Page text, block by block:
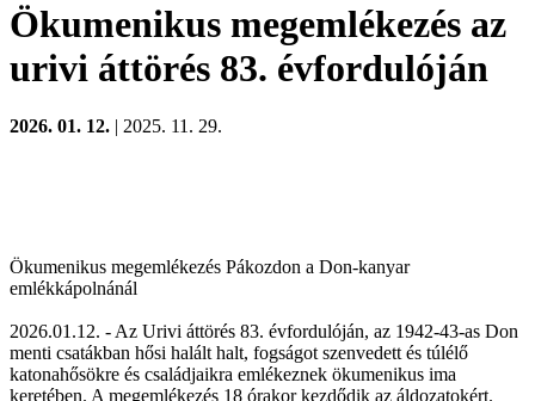
Ökumenikus megemlékezés az
urivi áttörés 83. évfordulóján
2026. 01. 12. | 2025. 11. 29.
Ökumenikus megemlékezés Pákozdon a Don-kanyar
emlékkápolnánál
2026.01.12. - Az Urivi áttörés 83. évfordulóján, az 1942-43-as Don
menti csatákban hősi halált halt, fogságot szenvedett és túlélő
katonahősökre és családjaikra emlékeznek ökumenikus ima
keretében. A megemlékezés 18 órakor kezdődik az áldozatokért.